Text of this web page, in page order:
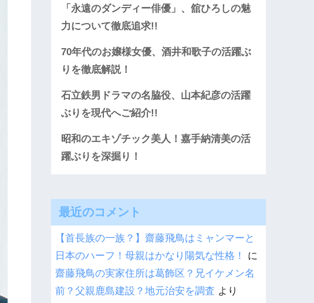
「永遠のダンディー俳優」、舘ひろしの魅
力について徹底追求!!
70年代のお嬢様女優、酒井和歌子の活躍ぶ
りを徹底解説！
石立鉄男ドラマの名脇役、山本紀彦の活躍
ぶりを現代へご紹介!!
昭和のエキゾチック美人！嘉手納清美の活
躍ぶりを深掘り！
最近のコメント
【首長族の一族？】齋藤飛鳥はミャンマーと
日本のハーフ！母親はかなり陽気な性格！
に
齋藤飛鳥の実家住所は葛飾区？兄イケメン名
前？父親鹿島建設？地元治安を調査 より